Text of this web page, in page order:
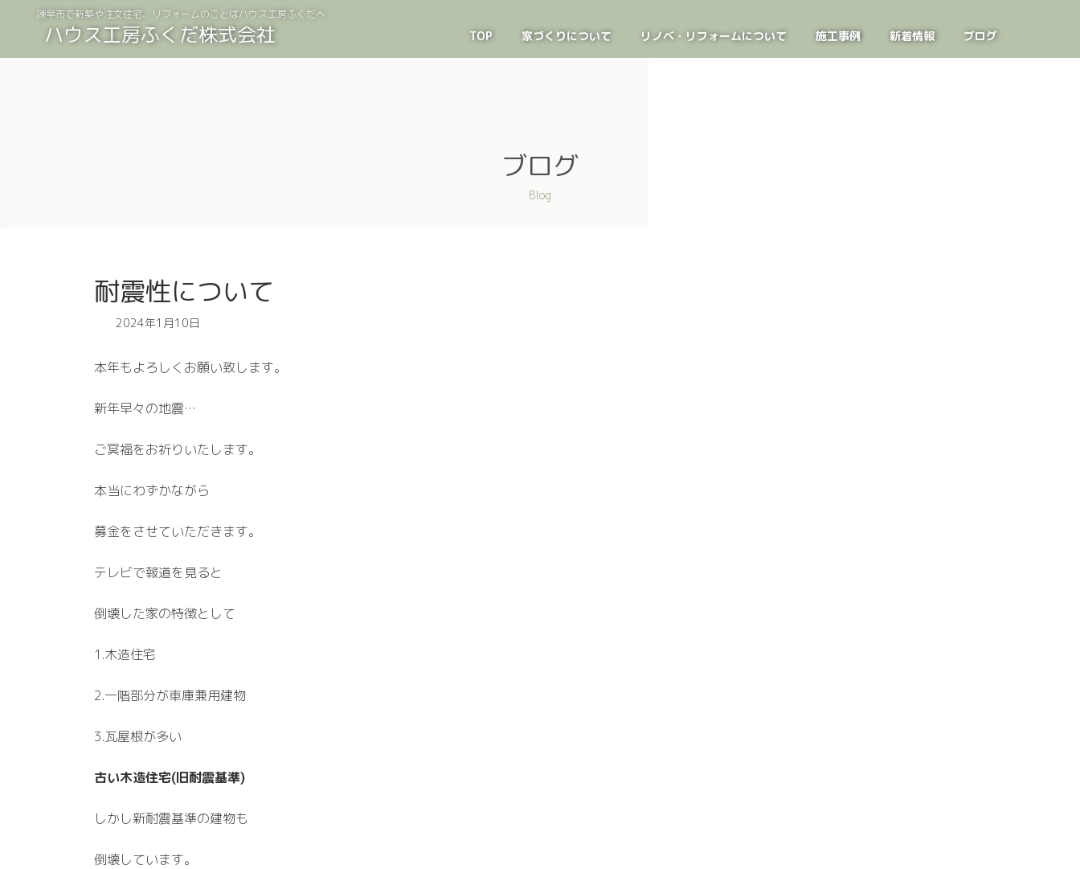
ン
ー
諫早市で新築や注文住宅、リフォームのことはハウス工房ふくだへ
ハウス工房ふくだ株式会社 TOP 家づくりについて リノベ・リフォームについて 施工事例 新着情報 ブログ
ブログ
Blog
耐震性について
2024年1月10日
本年もよろしくお願い致します。
新年早々の地震…
ご冥福をお祈りいたします。
本当にわずかながら
募金をさせていただきます。
テレビで報道を見ると
倒壊した家の特徴として
1.木造住宅
2.一階部分が車庫兼用建物
3.瓦屋根が多い
古い木造住宅(旧耐震基準)
しかし新耐震基準の建物も
倒壊しています。